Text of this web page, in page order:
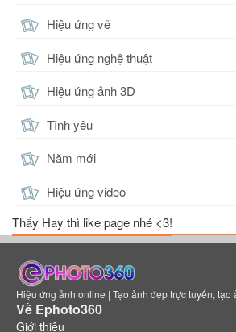
Hiệu ứng vẽ
Hiệu ứng nghệ thuật
Hiệu ứng ảnh 3D
Tình yêu
Năm mới
Hiệu ứng video
Thấy Hay thì like page nhé <3!
Hiệu ứng ảnh online | Tạo ảnh đẹp trực tuyến, tạo
Về Ephoto360
Giới thiệu